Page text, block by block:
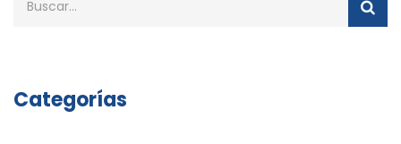
Categorías